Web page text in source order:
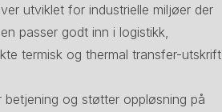
utviklet for industrielle miljøer der
passer godt inn i logistikk,
termisk og thermal transfer-utskrift
og støtter oppløsning på